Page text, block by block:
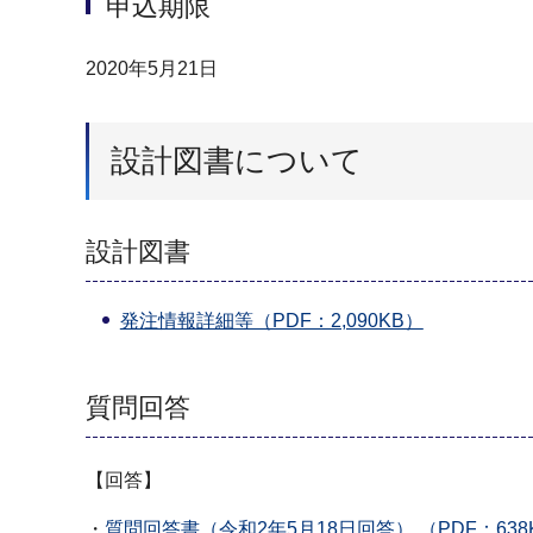
申込期限
2020年5月21日
設計図書について
設計図書
発注情報詳細等（PDF：2,090KB）
質問回答
【回答】